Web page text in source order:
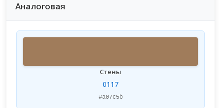
Аналоговая
Стены
0117
#a07c5b